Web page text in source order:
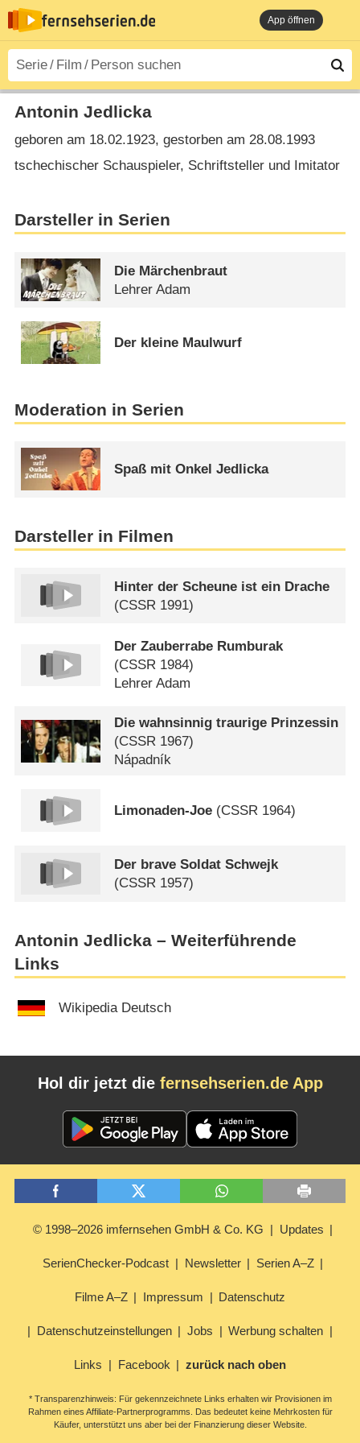
App öffnen
Antonin Jedlicka
geboren am 18.02.1923, gestorben am 28.08.1993
tschechischer Schauspieler, Schriftsteller und Imitator
Darsteller in Serien
Die Märchenbraut
Lehrer Adam
Der kleine Maulwurf
Moderation in Serien
Spaß mit Onkel Jedlicka
Darsteller in Filmen
Hinter der Scheune ist ein Drache
(CSSR 1991)
Der Zauberrabe Rumburak
(CSSR 1984)
Lehrer Adam
Die wahnsinnig traurige Prinzessin
(CSSR 1967)
Nápadník
Limonaden-Joe (CSSR 1964)
Der brave Soldat Schwejk
(CSSR 1957)
Antonin Jedlicka – Weiterführende
Links
Wikipedia Deutsch
Hol dir jetzt die fernsehserien.de App
© 1998–2026 imfernsehen GmbH & Co. KG Updates
SerienChecker-Podcast Newsletter Serien A–Z
Filme A–Z Impressum Datenschutz
Datenschutzeinstellungen Jobs Werbung schalten
Links Facebook zurück nach oben
* Transparenzhinweis: Für gekennzeichnete Links erhalten wir Provisionen im
Rahmen eines Affiliate-Partnerprogramms. Das bedeutet keine Mehrkosten für
Käufer, unterstützt uns aber bei der Finanzierung dieser Website.